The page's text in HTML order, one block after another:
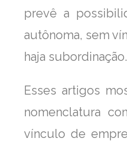
prevê a
autônoma, sem
haja subordinação.
Esses artigos
nomenclatura
vínculo de